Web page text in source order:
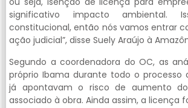
significativo impacto ambiental.
constitucional, então nós vamos entrar
ação judicial”, disse Suely Araújo à
Segundo a coordenadora do OC, as
próprio Ibama durante todo o processo
já apontavam o risco de aumento
associado à obra. Ainda assim, a licença